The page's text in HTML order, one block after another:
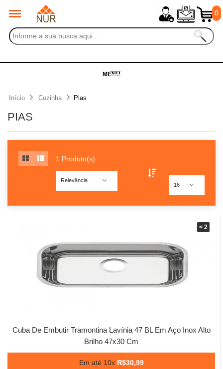
0
MENU
Início Cozinha Pias
PIAS
1 Produto(s)
16
Relevância
< 2
Cuba De Embutir Tramontina Lavínia 47 BL Em Aço Inox Alto
Brilho 47x30 Cm
Em até 10x R$30,99